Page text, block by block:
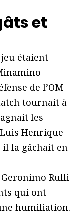
et
étaient
de l’OM
tournait à
les
Henrique
il la gâchait en
Rulli
qui ont
humiliation.